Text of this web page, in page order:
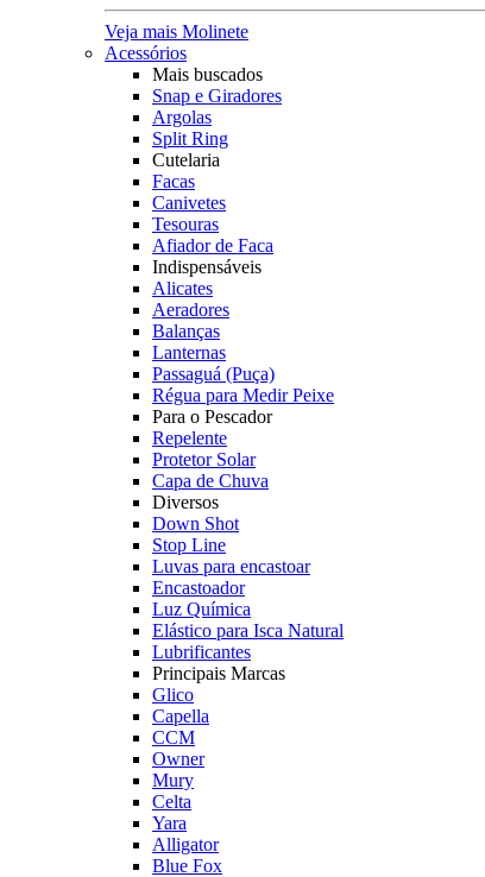
Veja mais Molinete
Acessórios
Mais buscados
Snap e Giradores
Argolas
Split Ring
Cutelaria
Facas
Canivetes
Tesouras
Afiador de Faca
Indispensáveis
Alicates
Aeradores
Balanças
Lanternas
Passaguá (Puça)
Régua para Medir Peixe
Para o Pescador
Repelente
Protetor Solar
Capa de Chuva
Diversos
Down Shot
Stop Line
Luvas para encastoar
Encastoador
Luz Química
Elástico para Isca Natural
Lubrificantes
Principais Marcas
Glico
Capella
CCM
Owner
Mury
Celta
Yara
Alligator
Blue Fox